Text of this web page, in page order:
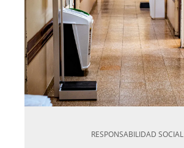
RESPONSABILIDAD SOCIAL